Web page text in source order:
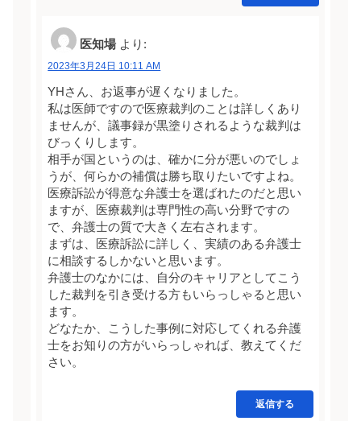
医知場 より:
2023年3月24日 10:11 AM
YHさん、お返事が遅くなりました。
私は医師ですので医療裁判のことは詳しくあり
ませんが、議事録が黒塗りされるような裁判は
びっくりします。
相手が国というのは、確かに分が悪いのでしょ
うが、何らかの補償は勝ち取りたいですよね。
医療訴訟が得意な弁護士を選ばれたのだと思い
ますが、医療裁判は専門性の高い分野ですの
で、弁護士の質で大きく左右されます。
まずは、医療訴訟に詳しく、実績のある弁護士
に相談するしかないと思います。
弁護士のなかには、自分のキャリアとしてこう
した裁判を引き受ける方もいらっしゃると思い
ます。
どなたか、こうした事例に対応してくれる弁護
士をお知りの方がいらっしゃれば、教えてくだ
さい。
返信する